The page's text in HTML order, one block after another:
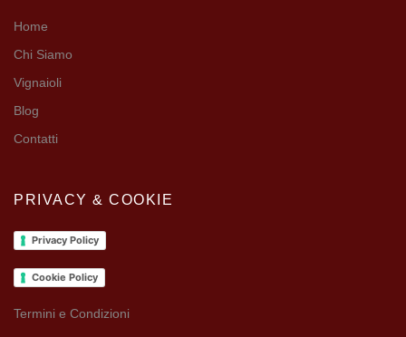
Home
Chi Siamo
Vignaioli
Blog
Contatti
PRIVACY & COOKIE
Privacy Policy
Cookie Policy
Termini e Condizioni